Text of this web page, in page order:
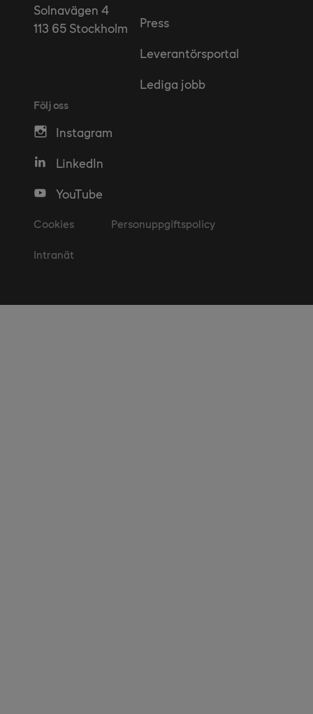
Solnavägen 4
113 65 Stockholm
Press
Leverantörsportal
Lediga jobb
Följ oss
Instagram
LinkedIn
YouTube
Cookies Personuppgiftspolicy
Intranät